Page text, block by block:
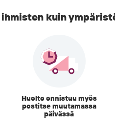
kuin
Huolto onnistuu myös
postitse muutamassa
päivässä